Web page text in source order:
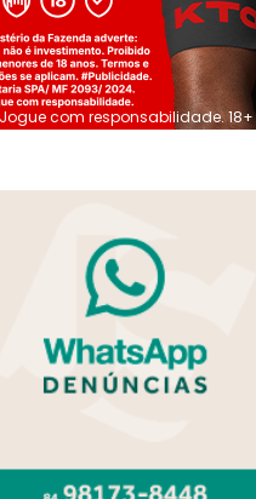
Jogue com responsabilidade. 18+